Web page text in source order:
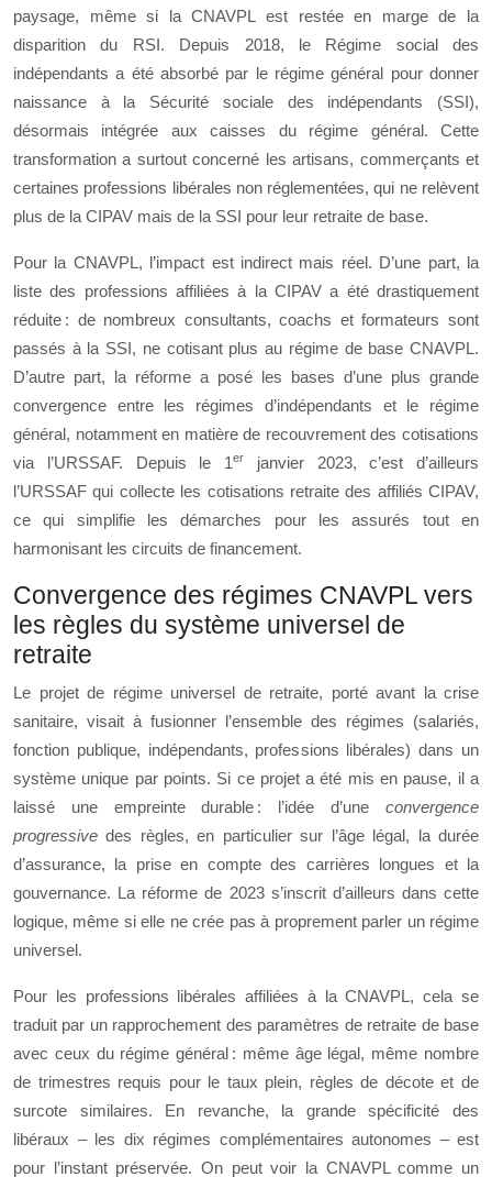
paysage, même si la CNAVPL est restée en marge de la
disparition du RSI. Depuis 2018, le Régime social des
indépendants a été absorbé par le régime général pour donner
naissance à la Sécurité sociale des indépendants (SSI),
désormais intégrée aux caisses du régime général. Cette
transformation a surtout concerné les artisans, commerçants et
certaines professions libérales non réglementées, qui ne relèvent
plus de la CIPAV mais de la SSI pour leur retraite de base.
Pour la CNAVPL, l’impact est indirect mais réel. D’une part, la
liste des professions affiliées à la CIPAV a été drastiquement
réduite : de nombreux consultants, coachs et formateurs sont
passés à la SSI, ne cotisant plus au régime de base CNAVPL.
D’autre part, la réforme a posé les bases d’une plus grande
convergence entre les régimes d’indépendants et le régime
général, notamment en matière de recouvrement des cotisations
via l’URSSAF. Depuis le 1er
janvier 2023, c’est d’ailleurs
l’URSSAF qui collecte les cotisations retraite des affiliés CIPAV,
ce qui simplifie les démarches pour les assurés tout en
harmonisant les circuits de financement.
Convergence des régimes CNAVPL vers
les règles du système universel de
retraite
Le projet de régime universel de retraite, porté avant la crise
sanitaire, visait à fusionner l’ensemble des régimes (salariés,
fonction publique, indépendants, professions libérales) dans un
système unique par points. Si ce projet a été mis en pause, il a
laissé une empreinte durable : l’idée d’une convergence
progressive des règles, en particulier sur l’âge légal, la durée
d’assurance, la prise en compte des carrières longues et la
gouvernance. La réforme de 2023 s’inscrit d’ailleurs dans cette
logique, même si elle ne crée pas à proprement parler un régime
universel.
Pour les professions libérales affiliées à la CNAVPL, cela se
traduit par un rapprochement des paramètres de retraite de base
avec ceux du régime général : même âge légal, même nombre
de trimestres requis pour le taux plein, règles de décote et de
surcote similaires. En revanche, la grande spécificité des
libéraux – les dix régimes complémentaires autonomes – est
pour l’instant préservée. On peut voir la CNAVPL comme un